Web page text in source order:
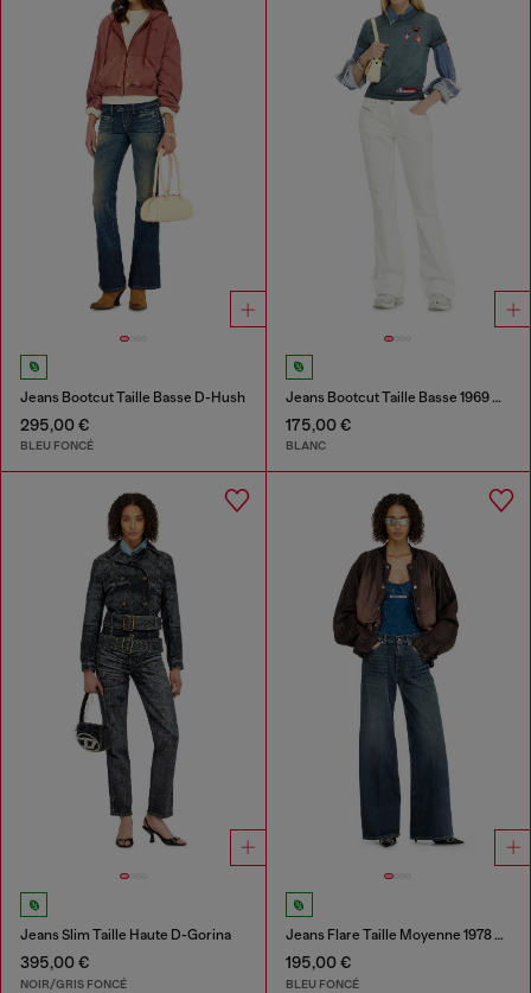
Jeans Bootcut Taille Basse D-Hush
295,00 €
BLEU FONCÉ
Jeans Bootcut Taille Basse 1969 D-Ebbey
175,00 €
BLANC
Jeans Slim Taille Haute D-Gorina
395,00 €
NOIR/GRIS FONCÉ
Jeans Flare Taille Moyenne 1978 D-Akemi
195,00 €
BLEU FONCÉ